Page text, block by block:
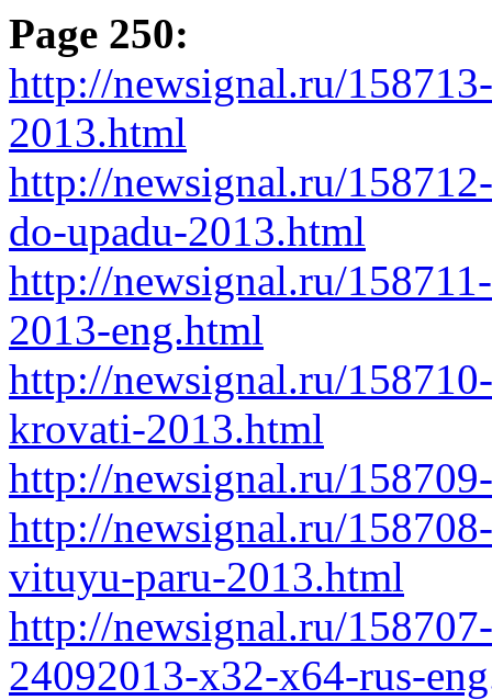
Page 250:
http://newsignal.ru/
2013.html
http://newsignal.ru/
do-upadu-2013.html
http://newsignal.ru/
2013-eng.html
http://newsignal.ru/
krovati-2013.html
http://newsignal.ru/
http://newsignal.ru/
vituyu-paru-2013.html
http://newsignal.ru/
24092013-x32-x64-rus-